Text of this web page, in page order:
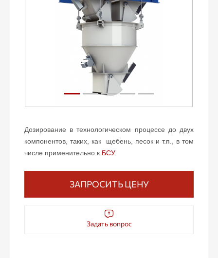
Дозирование в технологическом процессе до двух
компонентов, таких, как щебень, песок и т.п., в том
числе применительно к БСУ.
Задать вопрос
ЗАПРОСИТЬ ЦЕНУ